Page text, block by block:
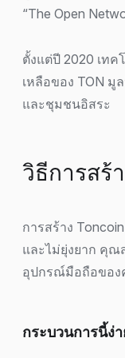
“The Open
ตั้งแต่ปี 2020 เท
เหลือของ TON
และชุมชนอิสระ
วิธีการสร้
การสร้าง
และไม่ยุ่งยาก คุณ
อุปกรณ์มือถือของ
กระบวนการนี้ง่